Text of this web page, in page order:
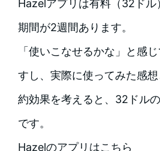
Hazelアプリは有料（32ドル
期間が2週間あります。
「使いこなせるかな」と感
すし、実際に使ってみた感
約効果を考えると、32ドル
です。
Hazelのアプリはこちら